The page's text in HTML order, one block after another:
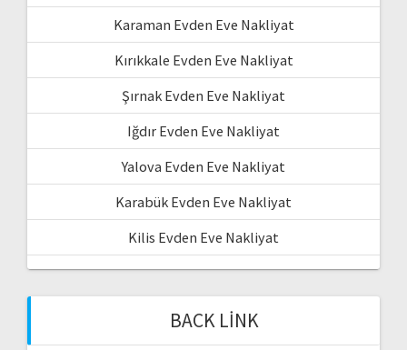
Karaman Evden Eve Nakliyat
Kırıkkale Evden Eve Nakliyat
Şırnak Evden Eve Nakliyat
Iğdır Evden Eve Nakliyat
Yalova Evden Eve Nakliyat
Karabük Evden Eve Nakliyat
Kilis Evden Eve Nakliyat
BACK LINK